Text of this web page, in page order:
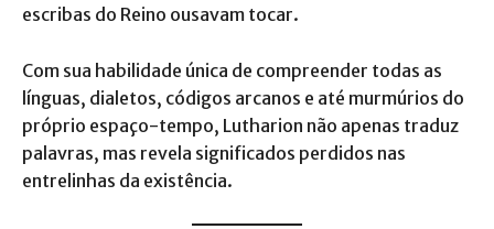
escribas do Reino ousavam tocar​.
Com sua habilidade única de compreender todas as
línguas, dialetos, códigos arcanos e até murmúrios do
próprio espaço-tempo, Lutharion não apenas traduz
palavras, mas revela significados perdidos nas
entrelinhas da existência.